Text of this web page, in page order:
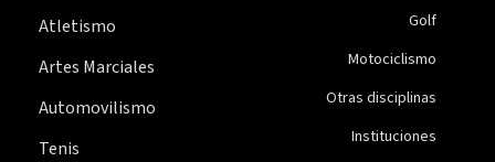
Atletismo
Artes Marciales
Automovilismo
Tenis
Golf
Motociclismo
Otras disciplinas
Instituciones